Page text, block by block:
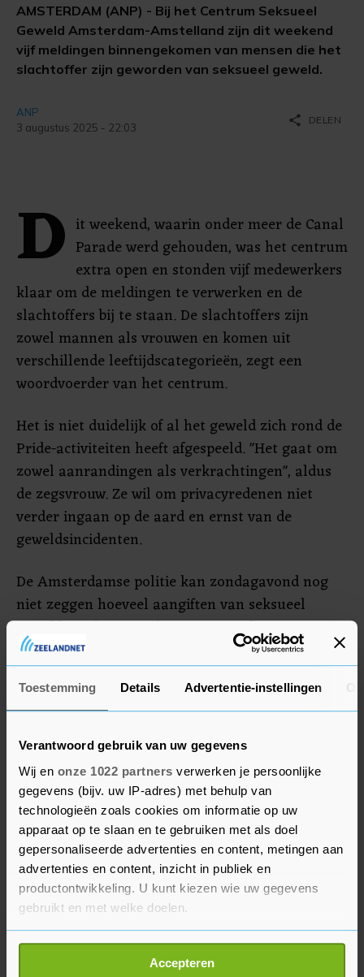
Toestemming Details Advertentie-instellingen
Verantwoord gebruik van uw gegevens
Wij en onze 1022 partners verwerken je persoonlijke
gegevens (bijv. uw IP-adres) met behulp van
technologieën zoals cookies om informatie op uw
apparaat op te slaan en te gebruiken met als doel
gepersonaliseerde advertenties en content, metingen aan
advertenties en content, inzicht in publiek en
productontwikkeling. U kunt kiezen wie uw gegevens
gebruikt en met welke doelen.
Als u het toestaat, willen we ook graag:
Informatie verzamelen over uw geografische
Accepteren
AMSTERDAM (ANP) - Bij het Centrum Seksueel
Geweld Amsterdam-Amstelland zijn dit weekend
vijf meldingen binnengekomen van mensen die het
slachtoffer zijn geworden van seksueel geweld.
ANP
3 augustus 2025 - 22:03
share DELEN
D it weekend, waarin onder meer de Canal
Parade werd gehouden, was het centrum
extra open en stonden vijf medewerkers
klaar om de meldingen te verwerken en de
slachtoffers bij te staan. De slachtoffers zijn
zowel mannen als vrouwen en komen uit
verschillende leeftijdscategorieën, zegt een
woordvoerder van het centrum.
Het is niet duidelijk of al het geweld zich rond de
Pride-activiteiten heeft afgespeeld. "Het gaat om
zowel aanrandingen als verkrachtingen", aldus
de zegsvrouw. Ze wil om privacyredenen niet
verder ingaan op de aard en ernst van de
geweldsincidenten.
De Amsterdamse politie kan zondagavond nog
niet zeggen hoeveel aangiften van seksueel
geweld zijn binnengekomen. "Voor het overige
verliep de Pride rustig en zonder grote
incidenten", aldus een woordvoerder.